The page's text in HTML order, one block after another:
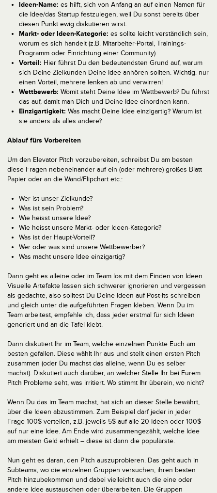
Ideen-Name: es hilft, sich von Anfang an auf einen Namen für
die Idee/das Startup festzulegen, weil Du sonst bereits über
diesen Punkt ewig diskutieren wirst.
Markt- oder Ideen-Kategorie: es sollte leicht verständlich sein,
worum es sich handelt (z.B. Mitarbeiter-Portal, Trainings-
Programm oder Einrichtung einer Community).
Vorteil: Hier führst Du den bedeutendsten Grund auf, warum
sich Deine Zielkunden Deine Idee anhören sollten. Wichtig: nur
einen Vorteil, mehrere lenken ab und verwirren!
Wettbewerb: Womit steht Deine Idee im Wettbewerb? Du führst
das auf, damit man Dich und Deine Idee einordnen kann.
Einzigartigkeit: Was macht Deine Idee einzigartig? Warum ist
sie anders als alles andere?
Ablauf fürs Vorbereiten
Um den Elevator Pitch vorzubereiten, schreibst Du am besten
diese Fragen nebeneinander auf ein (oder mehrere) großes Blatt
Papier oder an die Wand/Flipchart etc.:
Wer ist unser Zielkunde?
Was ist sein Problem?
Wie heisst unsere Idee?
Wie heisst unsere Markt- oder Ideen-Kategorie?
Was ist der Haupt-Vorteil?
Wer oder was sind unsere Wettbewerber?
Was macht unsere Idee einzigartig?
Dann geht es alleine oder im Team los mit dem Finden von Ideen.
Visuelle Artefakte lassen sich schwerer ignorieren und vergessen
als gedachte, also solltest Du Deine Ideen auf Post-Its schreiben
und gleich unter die aufgeführten Fragen kleben. Wenn Du im
Team arbeitest, empfehle ich, dass jeder erstmal für sich Ideen
generiert und an die Tafel klebt.
Dann diskutiert Ihr im Team, welche einzelnen Punkte Euch am
besten gefallen. Diese wählt Ihr aus und stellt einen ersten Pitch
zusammen (oder Du machst das alleine, wenn Du es selber
machst). Diskutiert auch darüber, an welcher Stelle Ihr bei Eurem
Pitch Probleme seht, was irritiert. Wo stimmt Ihr überein, wo nicht?
Wenn Du das im Team machst, hat sich an dieser Stelle bewährt,
über die Ideen abzustimmen. Zum Beispiel darf jeder in jeder
Frage 100$ verteilen, z.B. jeweils 5$ auf alle 20 Ideen oder 100$
auf nur eine Idee. Am Ende wird zusammengezählt, welche Idee
am meisten Geld erhielt – diese ist dann die populärste.
Nun geht es daran, den Pitch auszuprobieren. Das geht auch in
Subteams, wo die einzelnen Gruppen versuchen, ihren besten
Pitch hinzubekommen und dabei vielleicht auch die eine oder
andere Idee austauschen oder überarbeiten. Die Gruppen